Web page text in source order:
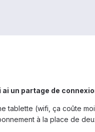
ai un partage de
tablette (wifi, ça coûte
à la place de